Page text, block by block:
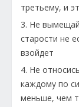
третьему, и
3. Не
старости не
взойдет
4. Не
каждому по
меньше, чем